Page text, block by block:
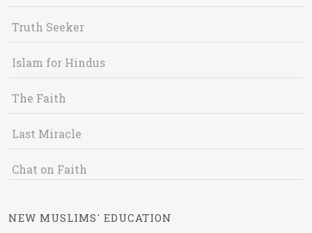
Truth Seeker
Islam for Hindus
The Faith
Last Miracle
Chat on Faith
NEW MUSLIMS' EDUCATION